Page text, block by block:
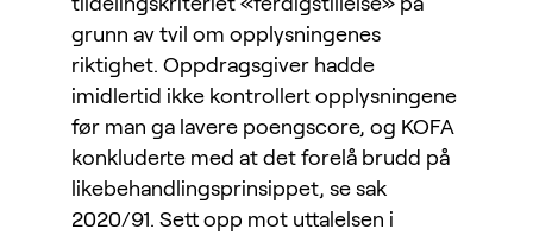
grunn av tvil om opplysningenes
riktighet. Oppdragsgiver hadde
imidlertid ikke kontrollert opplysningene
før man ga lavere poengscore, og KOFA
konkluderte med at det forelå brudd på
likebehandlingsprinsippet, se sak
2020/91. Sett opp mot uttalelsen i